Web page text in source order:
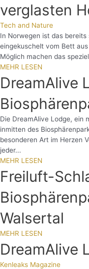
verglasten
Tech and Nature
In Norwegen ist das
eingekuschelt vom Bett
Möglich machen das
MEHR LESEN
DreamAlive
Die DreamAlive Lodge, ein
inmitten des
besonderen Art im Herzen
jeder...
MEHR LESEN
Freiluft-
Walsertal
MEHR LESEN
DreamAlive
Kenleaks Magazine